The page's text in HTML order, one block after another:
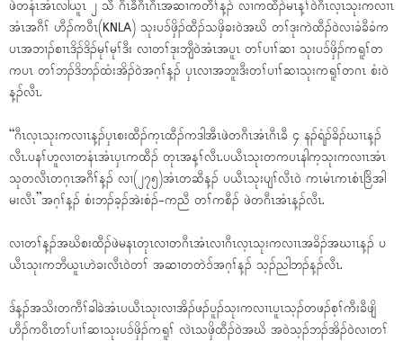
ဖဲတနံၤအံၤလါယူၤ ၂ သီ ဂီၤခီဂီၤဂီၤအဆၢကတီၢ်န့ၣ် လၢကထီၣ်မၤန့ၢ်ဝဲဂီၤလ့ၤသုးကလၢၤ
အံၤအဂီၢ် ဟီၣ်ကဝီၤ(KNLA) သုးပၥ်ဖှိၣ်ထီၣ်သဖှိခးဝဲအဃိ တၢ်ဒုးကဲထီၣ်ဝဲလၢခံခီခံက
ပၤအဘၢၣ်စၢၤဒိၣ်ဒိၣ်မုၢ်မုၢ်ဒီး လၢတၢ်ဒုးဘျီဝဲအံၤအပူၤ တၢ်ပၢၢ်ဆၢ သုးပၥ်ဖှိၣ်ကရူၢ်တ
ကပၤ တၢ်ဘၣ်ဒိဘၣ်ထံးအိၣ်ဝဲအဂ့ၢ်န့ၣ် ပှၤလၢအဘူးဒီးတၢ်ပၢၢ်ဆၢသုးကရူၢ်တဂၤ စံးဝဲ
န့ၣ်လီၤ.
“ဂီၤလ့ၤသုးကလၢၤန့ၣ်ပှၤစးထီၣ်က့ၤထီၣ်ကဒါအီၤဖဲတဂီၤအံၤဂီၤခီ ၄ နၣ်ရံၣ်ခိၣ်ဃၢၤန့ၣ်
လီၤ.ပနၢ်ဟူလၢတနံၤအံၤပှၤကထီၣ် တုၤအန့ၢ်လီၤ.ပယီၤသုးတကပၤနါက့သုးကလၢၤအံၤ
သုတလီၤတဂ့ၤအဂီၢ်န့ၣ် လၢ(၂၇၅)အံၤတဆီန့ၣ် ပယီၤသုးပျၢ်လီၤဝဲ ကၤမံၤကၤစံၤဒြိအါ
မးလီၤ”အဂ့ၢ်န့ၣ် စံးဘၣ်ခ့ၣ်အဲးစံၣ်-ကညီ တၢ်ကစီၣ် ဖဲတဂီၤအံၤန့ၣ်လီၤ.
လၢတၢ်န့ၣ်အဃိစးထီၣ်ဖဲမနၤတုၤလၢတဂီၤအံၤလၢဂီၤလ့ၤသုးကလၢၤအခိၣ်အဃၢၤန့ၣ် ပ
ယီၤသုးကဘီယူၤဟဲခးလီၤဝဲတၢ် အဆၢတတဲၥ်အဂ့ၢ်န့ၣ် သ့ၣ်ညါဘၣ်န့ၣ်လီၤ.
ဒ်န့ၣ်အသိးတကီၢ်ခါခဲအံၤပယီၤသုးလၢအိၣ်ဖၣ်ပူၣ်သုးကလၢၤပူၤသ့ၣ်တဖၣ်စ့ၢ်ကီးခီဖျိ
ဟီၣ်ကဝီၤတၢ်ပၢၢ်ဆၢသုးပၥ်ဖှိၣ်ကရူၢ် လဲၤသဖှိထီၣ်ဝဲအဃိ အဝဲသ့ၣ်ဘၣ်အိၣ်ဝဲလၢတၢ်